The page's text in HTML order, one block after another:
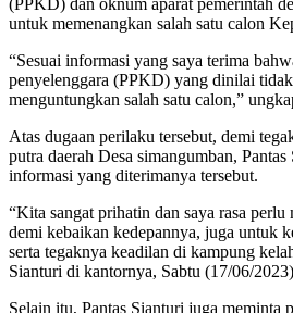
untuk memenangkan salah satu calon
“Sesuai informasi yang saya terima
penyelenggara (PPKD) yang dinilai
menguntungkan salah satu calon,”
Atas dugaan perilaku tersebut, demi
putra daerah Desa simangumban,
informasi yang diterimanya tersebut.
“Kita sangat prihatin dan saya rasa
demi kebaikan kedepannya, juga untuk
serta tegaknya keadilan di kampung
Sianturi di kantornya, Sabtu (17/06/
Selain itu, Pantas Sianturi juga meminta